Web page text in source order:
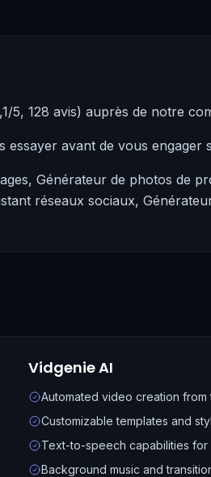
5, 128 avis) auprès de notre
avant de vous engager
Générateur de photos de
réseaux sociaux,
Vidgenie AI
Automated video creation from
Customizable templates and
Text-to-speech capabilities for
Background music and